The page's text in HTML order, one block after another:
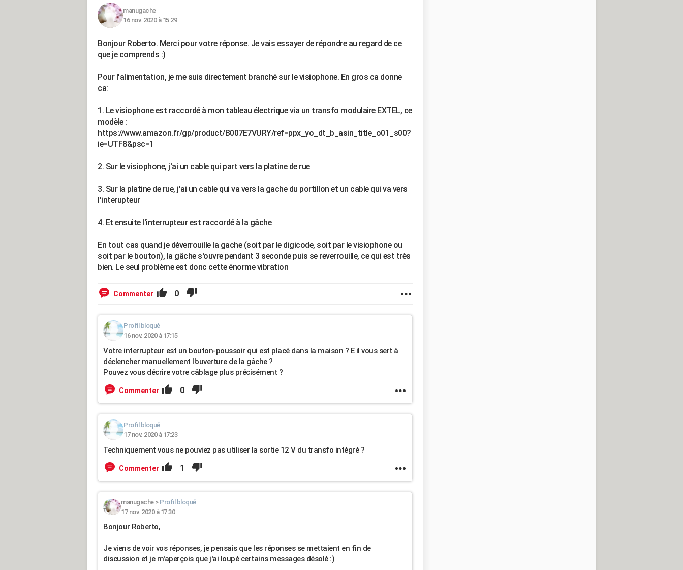
manugache
16 nov. 2020 à 15:29
Bonjour Roberto. Merci pour votre réponse. Je vais essayer de répondre au regard de ce
que je comprends :)
Pour l'alimentation, je me suis directement branché sur le visiophone. En gros ca donne
ca:
1. Le visiophone est raccordé à mon tableau électrique via un transfo modulaire EXTEL, ce
modèle :
https://www.amazon.fr/gp/product/B007E7VURY/ref=ppx_yo_dt_b_asin_title_o01_s00?
ie=UTF8&psc=1
2. Sur le visiophone, j'ai un cable qui part vers la platine de rue
3. Sur la platine de rue, j'ai un cable qui va vers la gache du portillon et un cable qui va vers
l'interupteur
4. Et ensuite l'interrupteur est raccordé à la gâche
En tout cas quand je déverrouille la gache (soit par le digicode, soit par le visiophone ou
soit par le bouton), la gâche s'ouvre pendant 3 seconde puis se reverrouille, ce qui est très
bien. Le seul problème est donc cette énorme vibration
Commenter 0
Profil bloqué
16 nov. 2020 à 17:15
Votre interrupteur est un bouton-poussoir qui est placé dans la maison ? E il vous sert à
déclencher manuellement l'ouverture de la gâche ?
Pouvez vous décrire votre câblage plus précisément ?
Commenter 0
Profil bloqué
17 nov. 2020 à 17:23
Techniquement vous ne pouviez pas utiliser la sortie 12 V du transfo intégré ?
Commenter 1
manugache> Profil bloqué
17 nov. 2020 à 17:30
Bonjour Roberto,
Je viens de voir vos réponses, je pensais que les réponses se mettaient en fin de
discussion et je m'aperçois que j'ai loupé certains messages désolé :)